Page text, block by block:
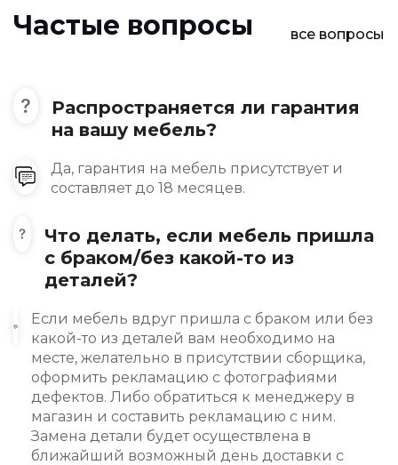
Частые вопросы все вопросы
Распространяется ли гарантия
на вашу мебель?
Да, гарантия на мебель присутствует и
составляет до 18 месяцев.
Что делать, если мебель пришла
с браком/без какой-то из
деталей?
Если мебель вдруг пришла с браком или без
какой-то из деталей вам необходимо на
месте, желательно в присутствии сборщика,
оформить рекламацию с фотографиями
дефектов. Либо обратиться к менеджеру в
магазин и составить рекламацию с ним.
Замена детали будет осуществлена в
ближайший возможный день доставки с